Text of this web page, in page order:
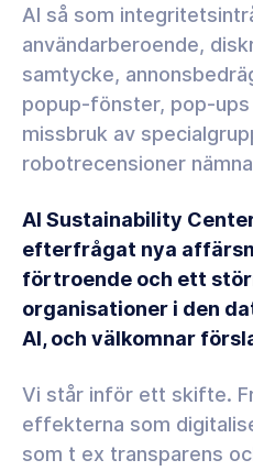
AI så som
användarberoende,
samtycke,
popup-fönster, pop-
missbruk av
robotrecensioner
AI Sustainability
efterfrågat nya
förtroende och ett
organisationer i den
AI, och välkomnar
Vi står inför ett skifte.
effekterna som
som t ex transparens